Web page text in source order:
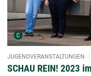
C Urheber der Grafik:
SCHAU REIN! 2023
JUGENDVERANSTALTUNGEN